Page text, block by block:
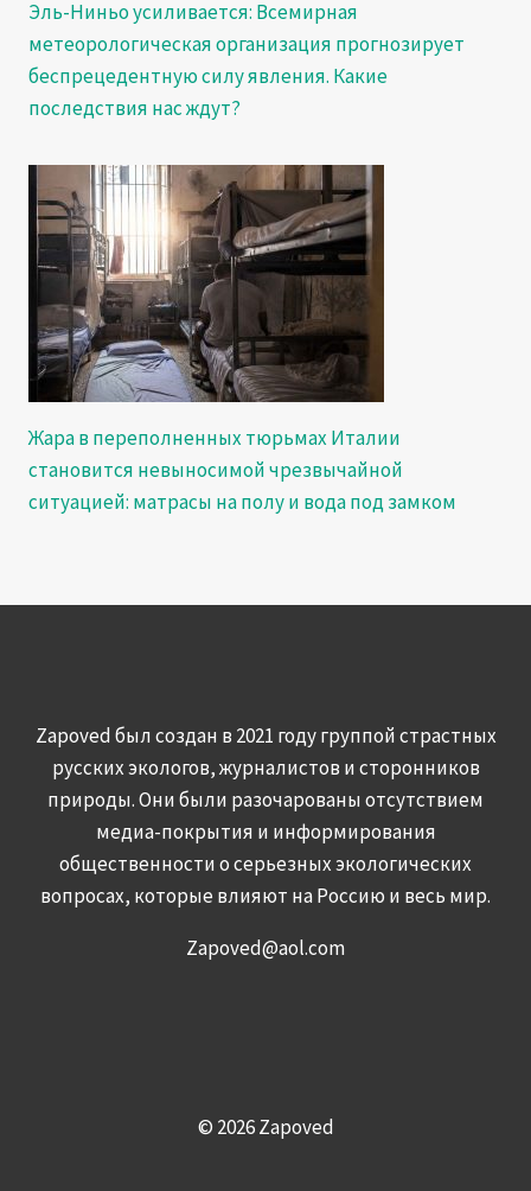
Эль-Ниньо усиливается: Всемирная
метеорологическая организация прогнозирует
беспрецедентную силу явления. Какие
последствия нас ждут?
Жара в переполненных тюрьмах Италии
становится невыносимой чрезвычайной
ситуацией: матрасы на полу и вода под замком
Zapoved был создан в 2021 году группой страстных
русских экологов, журналистов и сторонников
природы. Они были разочарованы отсутствием
медиа-покрытия и информирования
общественности о серьезных экологических
вопросах, которые влияют на Россию и весь мир.
Zapoved@aol.com
© 2026 Zapoved